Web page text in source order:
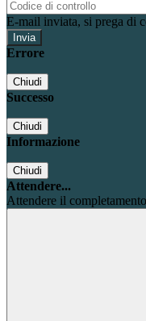
E-mail inviata, si prega di
Errore
Chiudi
Successo
Chiudi
Informazione
Chiudi
Attendere...
Attendere il